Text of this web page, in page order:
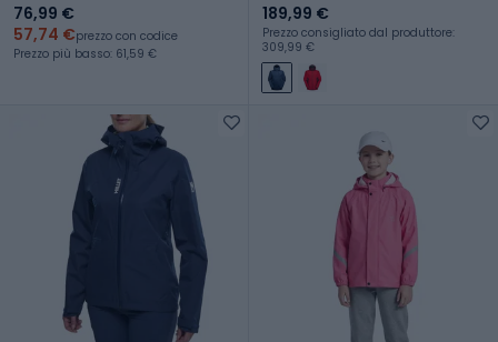
76,99 €
57,74 €prezzo con codice
Prezzo più basso: 61,59 €
189,99 €
Prezzo consigliato dal produttore:
309,99 €